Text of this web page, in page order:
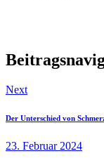
Next
Der Unterschied von
23. Februar 2024